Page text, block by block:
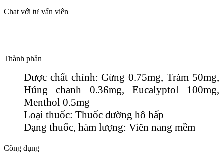
Chat với tư vấn viên
Thành phần
Dược chất chính: Gừng 0.75mg, Tràm 50mg,
Húng chanh 0.36mg, Eucalyptol 100mg,
Menthol 0.5mg
Loại thuốc: Thuốc đường hô hấp
Dạng thuốc, hàm lượng: Viên nang mềm
Công dụng